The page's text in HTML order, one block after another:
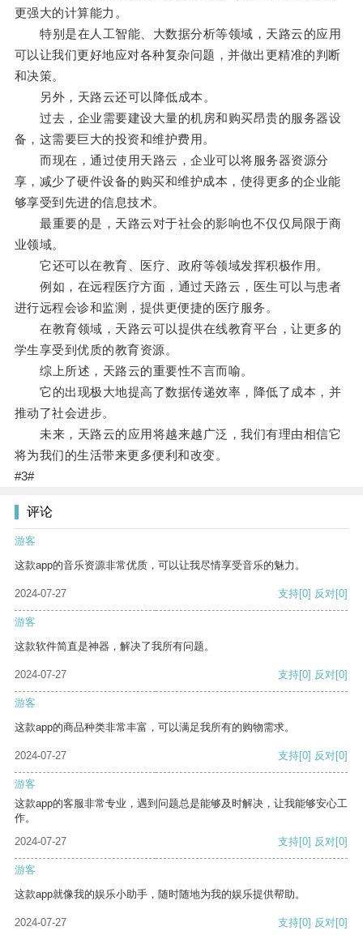
更强大的计算能力。
特别是在人工智能、大数据分析等领域，天路云的应用
可以让我们更好地应对各种复杂问题，并做出更精准的判断
和决策。
另外，天路云还可以降低成本。
过去，企业需要建设大量的机房和购买昂贵的服务器设
备，这需要巨大的投资和维护费用。
而现在，通过使用天路云，企业可以将服务器资源分
享，减少了硬件设备的购买和维护成本，使得更多的企业能
够享受到先进的信息技术。
最重要的是，天路云对于社会的影响也不仅仅局限于商
业领域。
它还可以在教育、医疗、政府等领域发挥积极作用。
例如，在远程医疗方面，通过天路云，医生可以与患者
进行远程会诊和监测，提供更便捷的医疗服务。
在教育领域，天路云可以提供在线教育平台，让更多的
学生享受到优质的教育资源。
综上所述，天路云的重要性不言而喻。
它的出现极大地提高了数据传递效率，降低了成本，并
推动了社会进步。
未来，天路云的应用将越来越广泛，我们有理由相信它
将为我们的生活带来更多便利和改变。
#3#
评论
游客
这款app的音乐资源非常优质，可以让我尽情享受音乐的魅力。
2024-07-27 支持[0] 反对[0]
游客
这款软件简直是神器，解决了我所有问题。
2024-07-27 支持[0] 反对[0]
游客
这款app的商品种类非常丰富，可以满足我所有的购物需求。
2024-07-27 支持[0] 反对[0]
游客
这款app的客服非常专业，遇到问题总是能够及时解决，让我能够安心工
作。
2024-07-27
支持[0] 反对[0]
游客
这款app就像我的娱乐小助手，随时随地为我的娱乐提供帮助。
2024-07-27 支持[0] 反对[0]